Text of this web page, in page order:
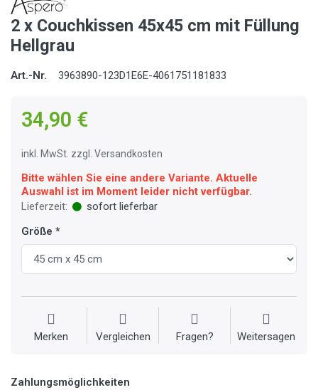
2 x Couchkissen 45x45 cm mit Füllung
Hellgrau
Art.-Nr. 3963890-123D1E6E-4061751181833
34,90 €
inkl. MwSt. zzgl. Versandkosten
Bitte wählen Sie eine andere Variante. Aktuelle
Auswahl ist im Moment leider nicht verfügbar.
Lieferzeit:
sofort lieferbar
Größe
Merken Vergleichen Fragen? Weitersagen
Zahlungsmöglichkeiten